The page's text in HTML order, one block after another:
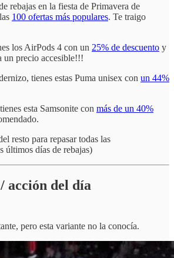
rebajas en la fiesta de Primavera de
100 ofertas más populares. Te traigo
los AirPods 4 con un 25% de descuento y
un precio accesible!!!
tienes estas Puma unisex con un 44%
esta Samsonite con más de un 40%
resto para repasar todas las
últimos días de rebajas)
acción del día
pero esta variante no la conocía.